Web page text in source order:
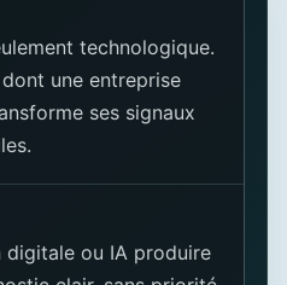
technologique.
une entreprise
ses signaux
digitale ou IA produire